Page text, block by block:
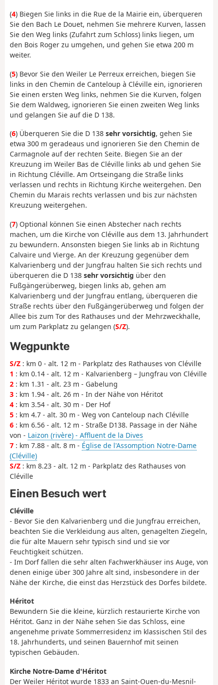
(4) Biegen Sie links in die Rue de la Mairie ein, überqueren
Sie den Bach Le Douet, nehmen Sie mehrere Kurven, lassen
Sie den Weg links (Zufahrt zum Schloss) links liegen, um
den Bois Roger zu umgehen, und gehen Sie etwa 200 m
weiter.
(5) Bevor Sie den Weiler Le Perreux erreichen, biegen Sie
links in den Chemin de Canteloup à Cléville ein, ignorieren
Sie einen ersten Weg links, nehmen Sie die Kurven, folgen
Sie dem Waldweg, ignorieren Sie einen zweiten Weg links
und gelangen Sie auf die D 138.
(6) Überqueren Sie die D 138 sehr vorsichtig, gehen Sie
etwa 300 m geradeaus und ignorieren Sie den Chemin de
Carmagnole auf der rechten Seite. Biegen Sie an der
Kreuzung im Weiler Bas de Cléville links ab und gehen Sie
in Richtung Cléville. Am Ortseingang die Straße links
verlassen und rechts in Richtung Kirche weitergehen. Den
Chemin du Marais rechts verlassen und bis zur nächsten
Kreuzung weitergehen.
(7) Optional können Sie einen Abstecher nach rechts
machen, um die Kirche von Cléville aus dem 13. Jahrhundert
zu bewundern. Ansonsten biegen Sie links ab in Richtung
Calvaire und Vierge. An der Kreuzung gegenüber dem
Kalvarienberg und der Jungfrau halten Sie sich rechts und
überqueren die D 138 sehr vorsichtig über den
Fußgängerüberweg, biegen links ab, gehen am
Kalvarienberg und der Jungfrau entlang, überqueren die
Straße rechts über den Fußgängerüberweg und folgen der
Allee bis zum Tor des Rathauses und der Mehrzweckhalle,
um zum Parkplatz zu gelangen (S/Z).
Wegpunkte
S/Z : km 0 - alt. 12 m - Parkplatz des Rathauses von Cléville
1 : km 0.14 - alt. 12 m - Kalvarienberg – Jungfrau von Cléville
2 : km 1.31 - alt. 23 m - Gabelung
3 : km 1.94 - alt. 26 m - In der Nähe von Héritot
4 : km 3.54 - alt. 30 m - Der Hof
5 : km 4.7 - alt. 30 m - Weg von Canteloup nach Cléville
6 : km 6.56 - alt. 12 m - Straße D138. Passage in der Nähe
von - Laizon (rivère) - Affluent de la Dives
7 : km 7.88 - alt. 8 m - Église de l'Assomption Notre-Dame
(Cléville)
S/Z : km 8.23 - alt. 12 m - Parkplatz des Rathauses von
Cléville
Einen Besuch wert
Cléville
- Bevor Sie den Kalvarienberg und die Jungfrau erreichen,
beachten Sie die Verkleidung aus alten, genagelten Ziegeln,
die für alte Mauern sehr typisch sind und sie vor
Feuchtigkeit schützen.
- Im Dorf fallen die sehr alten Fachwerkhäuser ins Auge, von
denen einige über 300 Jahre alt sind, insbesondere in der
Nähe der Kirche, die einst das Herzstück des Dorfes bildete.
Héritot
Bewundern Sie die kleine, kürzlich restaurierte Kirche von
Héritot. Ganz in der Nähe sehen Sie das Schloss, eine
angenehme private Sommerresidenz im klassischen Stil des
18. Jahrhunderts, und seinen Bauernhof mit seinen
typischen Gebäuden.
Kirche Notre-Dame d'Héritot
Der Weiler Héritot wurde 1833 an Saint-Ouen-du-Mesnil-